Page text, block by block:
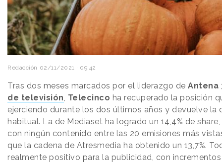
Redacción 02/11/2021 · 09:42
Tras dos meses marcados por el liderazgo de Antena
de televisión, Telecinco ha recuperado la posición
ejerciendo durante los dos últimos años y devuelve la
habitual. La de Mediaset ha logrado un 14,4% de
con ningún contenido entre las 20 emisiones más
que la cadena de Atresmedia ha obtenido un 13,7%.
realmente positivo para la publicidad, con